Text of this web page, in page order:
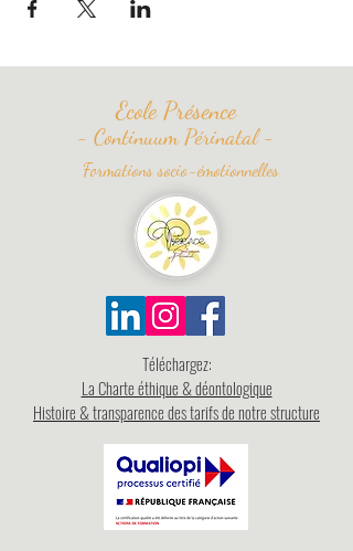
EcolePrésence
- Continuum Périnatal -
Formations socio-émotionnelles
Téléchargez:
La Charte éthique & déontologique
Histoire & transparence des tarifs de notre structure